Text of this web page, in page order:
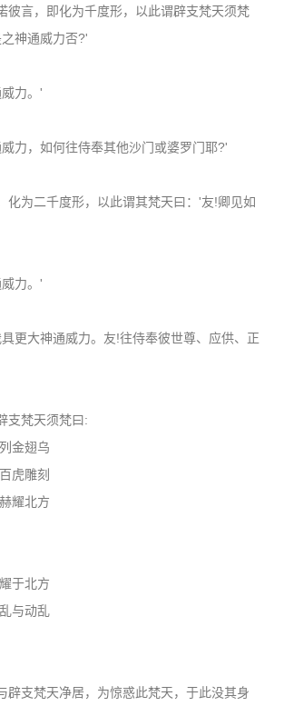
彼言，即化为千度形，以此谓辟支梵天须梵
神通威力否?'
力。'
力，如何往侍奉其他沙门或婆罗门耶?'
化为二千度形，以此谓其梵天曰：'友!卿见如
力。'
更大神通威力。友!往侍奉彼世尊、应供、正
支梵天须梵曰:
金翅乌
雕刻
耀北方
于北方
与动乱
辟支梵天净居，为惊惑此梵天，于此没其身